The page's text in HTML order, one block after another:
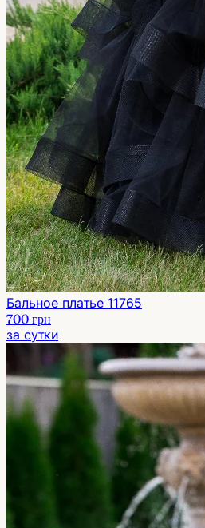
Бальное платье 11765
700 грн
за сутки